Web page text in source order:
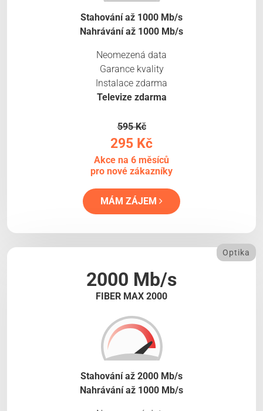
Stahování až 1000 Mb/s
Nahrávání až 1000 Mb/s
Neomezená data
Garance kvality
Instalace zdarma
Televize zdarma
595 Kč
295 Kč
Akce na 6 měsíců
pro nové zákazníky
MÁM ZÁJEM
2000 Mb/s
FIBER MAX 2000
Optika
Stahování až 2000 Mb/s
Nahrávání až 1000 Mb/s